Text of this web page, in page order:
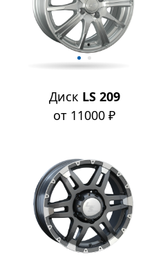
Диск LS 209
от 11000 ₽